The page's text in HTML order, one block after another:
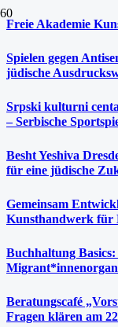
Freie Akademie
Spielen gegen
jüdische
Srpski kulturni
– Serbische
Besht Yeshiva
für eine jüdische
Gemeinsam
Kunsthandwerk für
Buchhaltung
Beratungscafé
Fragen klären am